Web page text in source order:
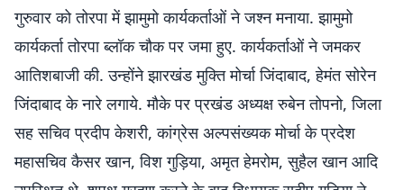
गुरुवार को तोरपा में झामुमो कार्यकर्ताओं ने जश्न मनाया. झामुमो
कार्यकर्ता तोरपा ब्लॉक चौक पर जमा हुए. कार्यकर्ताओं ने जमकर
आतिशबाजी की. उन्होंने झारखंड मुक्ति मोर्चा जिंदाबाद, हेमंत सोरेन
जिंदाबाद के नारे लगाये. मौके पर प्रखंड अध्यक्ष रुबेन तोपनो, जिला
सह सचिव प्रदीप केशरी, कांग्रेस अल्पसंख्यक मोर्चा के प्रदेश
महासचिव कैसर खान, विश गुड़िया, अमृत हेमरोम, सुहैल खान आदि